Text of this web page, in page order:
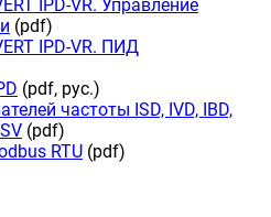
IPD-VR. Управление
(pdf)
IPD-VR. ПИД
(pdf, рус.)
частоты ISD, IVD, IBD,
(pdf)
RTU (pdf)